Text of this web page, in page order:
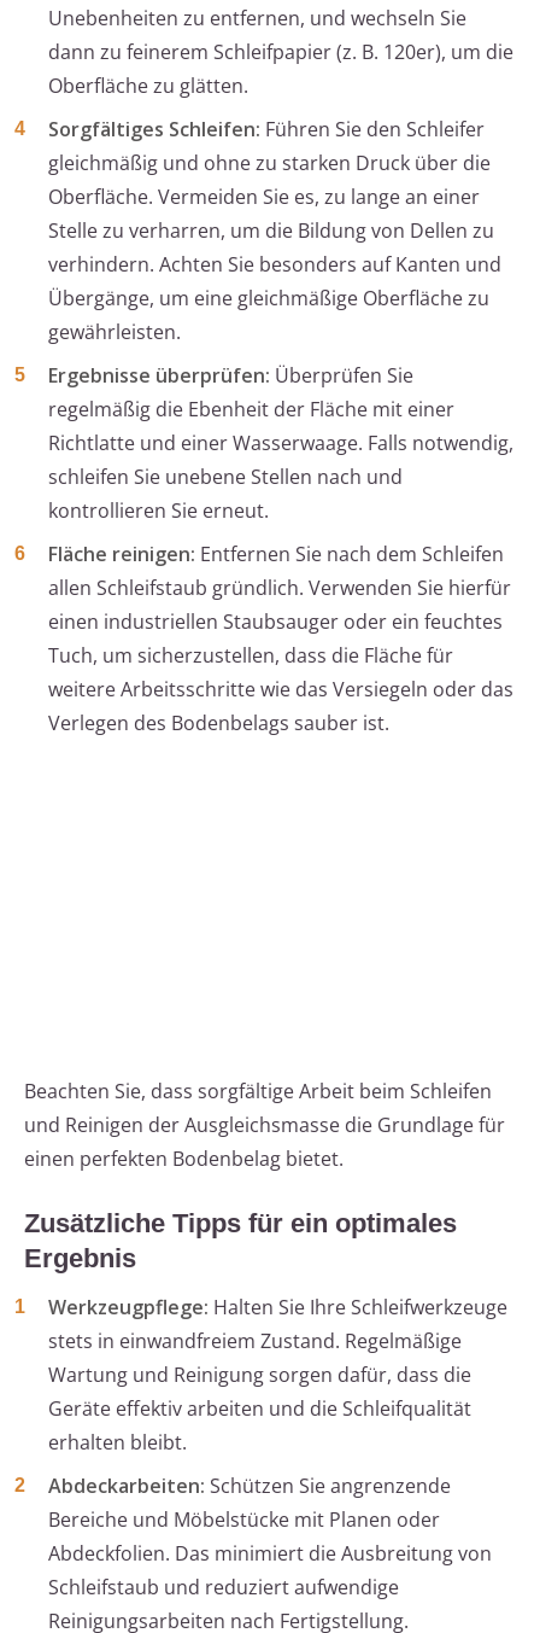
Unebenheiten zu entfernen, und wechseln Sie
dann zu feinerem Schleifpapier (z. B. 120er), um die
Oberfläche zu glätten.
Sorgfältiges Schleifen: Führen Sie den Schleifer
gleichmäßig und ohne zu starken Druck über die
Oberfläche. Vermeiden Sie es, zu lange an einer
Stelle zu verharren, um die Bildung von Dellen zu
verhindern. Achten Sie besonders auf Kanten und
Übergänge, um eine gleichmäßige Oberfläche zu
gewährleisten.
Ergebnisse überprüfen: Überprüfen Sie
regelmäßig die Ebenheit der Fläche mit einer
Richtlatte und einer Wasserwaage. Falls notwendig,
schleifen Sie unebene Stellen nach und
kontrollieren Sie erneut.
Fläche reinigen: Entfernen Sie nach dem Schleifen
allen Schleifstaub gründlich. Verwenden Sie hierfür
einen industriellen Staubsauger oder ein feuchtes
Tuch, um sicherzustellen, dass die Fläche für
weitere Arbeitsschritte wie das Versiegeln oder das
Verlegen des Bodenbelags sauber ist.
Beachten Sie, dass sorgfältige Arbeit beim Schleifen
und Reinigen der Ausgleichsmasse die Grundlage für
einen perfekten Bodenbelag bietet.
Zusätzliche Tipps für ein optimales
Ergebnis
Werkzeugpflege: Halten Sie Ihre Schleifwerkzeuge
stets in einwandfreiem Zustand. Regelmäßige
Wartung und Reinigung sorgen dafür, dass die
Geräte effektiv arbeiten und die Schleifqualität
erhalten bleibt.
Abdeckarbeiten: Schützen Sie angrenzende
Bereiche und Möbelstücke mit Planen oder
Abdeckfolien. Das minimiert die Ausbreitung von
Schleifstaub und reduziert aufwendige
Reinigungsarbeiten nach Fertigstellung.